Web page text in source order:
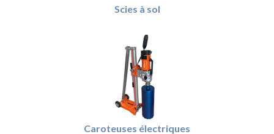
Scies à sol
Caroteuses électriques